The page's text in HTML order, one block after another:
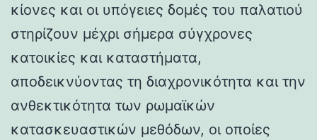
κίονες και οι υπόγειες δομές του παλατιού
στηρίζουν μέχρι σήμερα σύγχρονες
κατοικίες και καταστήματα,
αποδεικνύοντας τη διαχρονικότητα και την
ανθεκτικότητα των ρωμαϊκών
κατασκευαστικών μεθόδων, οι οποίες